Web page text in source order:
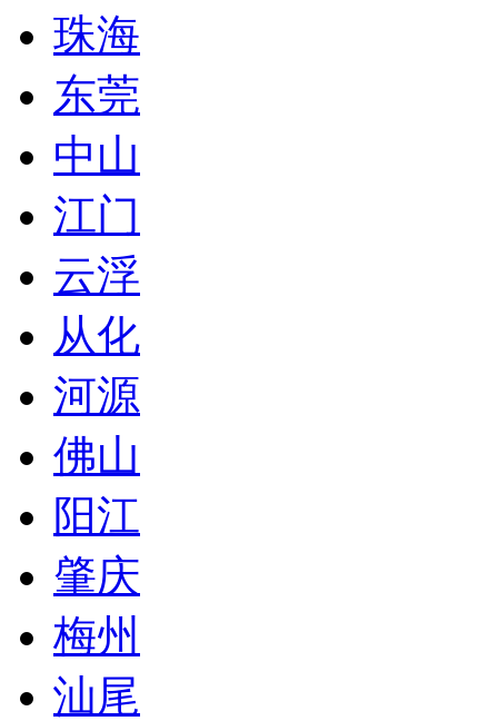
珠海
东莞
中山
江门
云浮
从化
河源
佛山
阳江
肇庆
梅州
汕尾